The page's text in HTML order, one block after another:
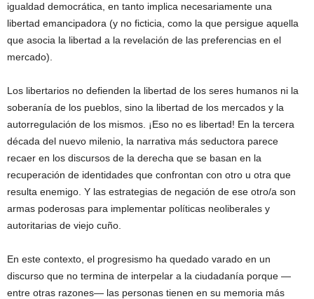
igualdad democrática, en tanto implica necesariamente una
libertad emancipadora (y no ficticia, como la que persigue aquella
que asocia la libertad a la revelación de las preferencias en el
mercado).
Los libertarios no defienden la libertad de los seres humanos ni la
soberanía de los pueblos, sino la libertad de los mercados y la
autorregulación de los mismos. ¡Eso no es libertad! En la tercera
década del nuevo milenio, la narrativa más seductora parece
recaer en los discursos de la derecha que se basan en la
recuperación de identidades que confrontan con otro u otra que
resulta enemigo. Y las estrategias de negación de ese otro/a son
armas poderosas para implementar políticas neoliberales y
autoritarias de viejo cuño.
En este contexto, el progresismo ha quedado varado en un
discurso que no termina de interpelar a la ciudadanía porque —
entre otras razones— las personas tienen en su memoria más